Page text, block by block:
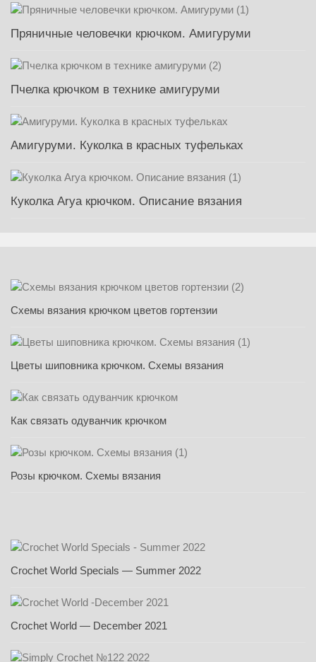
Пряничные человечки крючком. Амигуруми
Пчелка крючком в технике амигуруми
Амигуруми. Куколка в красных туфельках
Куколка Arya крючком. Описание вязания
Схемы вязания крючком цветов гортензии
Цветы шиповника крючком. Схемы вязания
Как связать одуванчик крючком
Розы крючком. Схемы вязания
Crochet World Specials — Summer 2022
Crochet World — December 2021